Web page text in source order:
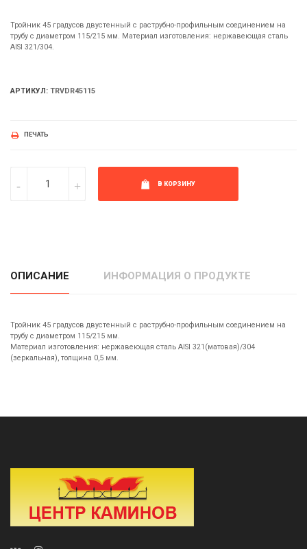
Тройник 45 градусов двустенный с раструбно-профильным соединением на
трубу с диаметром 115/215 мм. Материал изготовления: нержавеющая сталь
AISI 321/304.
АРТИКУЛ: TRVDR45115
ПЕЧАТЬ
В КОРЗИНУ
ОПИСАНИЕ ИНФОРМАЦИЯ О ПРОДУКТЕ
Тройник 45 градусов двустенный с раструбно-профильным соединением на
трубу с диаметром 115/215 мм.
Материал изготовления: нержавеющая сталь AISI 321(матовая)/304
(зеркальная), толщина 0,5 мм.